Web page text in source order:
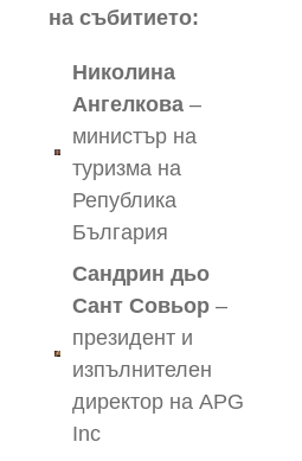
на събитието:
Николина
Ангелкова –
министър на
туризма на
Република
България
Сандрин дьо
Сант Совьор –
президент и
изпълнителен
директор на APG
Inc